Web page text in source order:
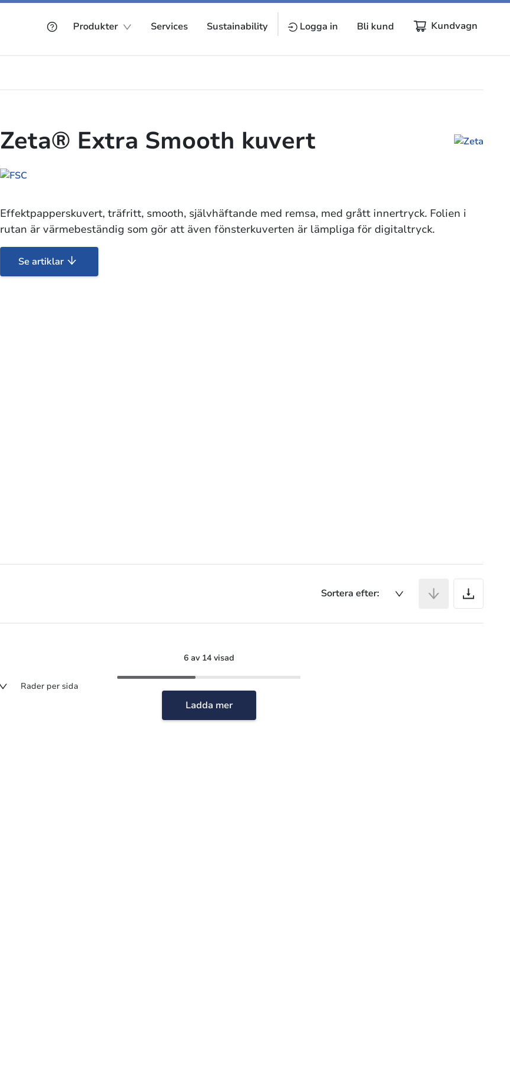
Produkter Services Sustainability Logga in Bli kund Kundvagn
Zeta® Extra Smooth kuvert
Effektpapperskuvert, träfritt, smooth, självhäftande med remsa, med grått innertryck. Folien i
rutan är värmebeständig som gör att även fönsterkuverten är lämpliga för digitaltryck.
Se artiklar
Sortera efter:
Rader per sida
6 av 14 visad
Ladda mer